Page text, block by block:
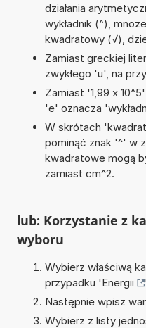
działania
wykładnik (^),
kwadratowy (√),
Zamiast greckiej
zwykłego 'u', na
Zamiast '1,99 x
'e' oznacza
W skrótach
pominąć znak '^' w
kwadratowe mogą
zamiast cm^2.
lub: Korzystanie z
wyboru
Wybierz właściwą
przypadku 'Energii
Następnie wpisz
Wybierz z listy